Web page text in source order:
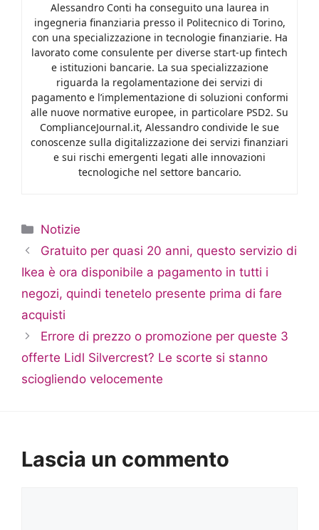
Alessandro Conti ha conseguito una laurea in
ingegneria finanziaria presso il Politecnico di Torino,
con una specializzazione in tecnologie finanziarie. Ha
lavorato come consulente per diverse start-up fintech
e istituzioni bancarie. La sua specializzazione
riguarda la regolamentazione dei servizi di
pagamento e l’implementazione di soluzioni conformi
alle nuove normative europee, in particolare PSD2. Su
ComplianceJournal.it, Alessandro condivide le sue
conoscenze sulla digitalizzazione dei servizi finanziari
e sui rischi emergenti legati alle innovazioni
tecnologiche nel settore bancario.
Categorie
Notizie
Gratuito per quasi 20 anni, questo servizio di
Ikea è ora disponibile a pagamento in tutti i
negozi, quindi tenetelo presente prima di fare
acquisti
Errore di prezzo o promozione per queste 3
offerte Lidl Silvercrest? Le scorte si stanno
sciogliendo velocemente
Lascia un commento